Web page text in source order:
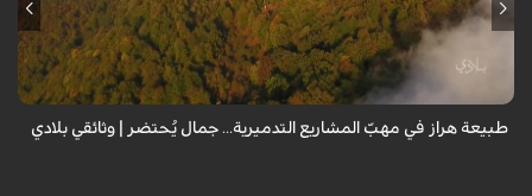
من قلب طبيعة هراز التي كانت يوماً من أجمل الموائل الطبيعية في إيران، يحذر
المعد من كارثة بيئية: "وحش الأعمال والمشاريع التدميرية تنهش بجسم
طبيعة هراز في مهبّ المشاريع التدميرية... جمال يُحتضر | وثائقي بلادي